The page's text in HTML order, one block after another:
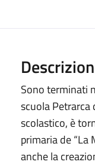
Sono terminati
scuola Petrarca
scolastico, è
primaria de
anche la